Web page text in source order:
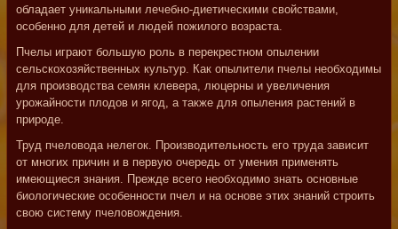
обладает уникальными лечебно-диетическими свойствами,
особенно для детей и людей пожилого возраста.
Пчелы играют большую роль в перекрестном опылении
сельскохозяйственных культур. Как опылители пчелы необходимы
для производства семян клевера, люцерны и увеличения
урожайности плодов и ягод, а также для опыления растений в
природе.
Труд пчеловода нелегок. Производительность его труда зависит
от многих причин и в первую очередь от умения применять
имеющиеся знания. Прежде всего необходимо знать основные
биологические особенности пчел и на основе этих знаний строить
свою систему пчеловождения.